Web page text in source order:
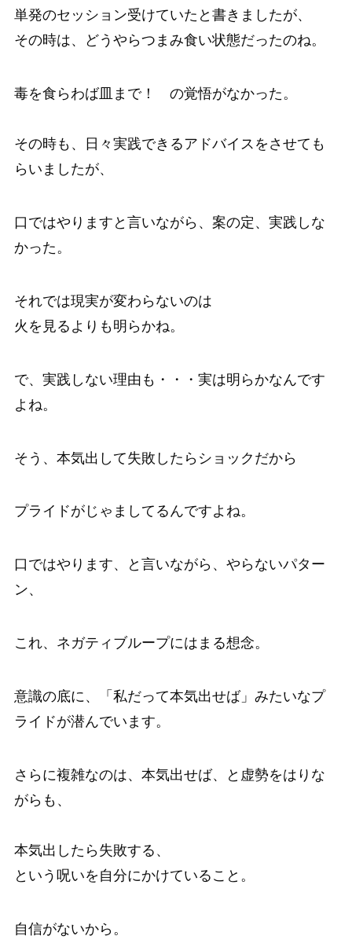
単発のセッション受けていたと書きましたが、
その時は、どうやらつまみ食い状態だったのね。
毒を食らわば皿まで！ の覚悟がなかった。
その時も、日々実践できるアドバイスをさせても
らいましたが、
口ではやりますと言いながら、案の定、実践しな
かった。
それでは現実が変わらないのは
火を見るよりも明らかね。
で、実践しない理由も・・・実は明らかなんです
よね。
そう、本気出して失敗したらショックだから
プライドがじゃましてるんですよね。
口ではやります、と言いながら、やらないパター
ン、
これ、ネガティブループにはまる想念。
意識の底に、「私だって本気出せば」みたいなプ
ライドが潜んでいます。
さらに複雑なのは、本気出せば、と虚勢をはりな
がらも、
本気出したら失敗する、
という呪いを自分にかけていること。
自信がないから。